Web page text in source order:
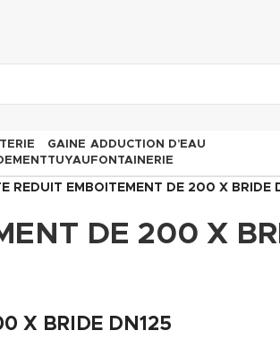
GAINE
TUYAU
ADDUCTION D’EAU
FONTAINERIE
REDUIT EMBOITEMENT DE 200 X BRIDE
DE 200 X
X BRIDE DN125